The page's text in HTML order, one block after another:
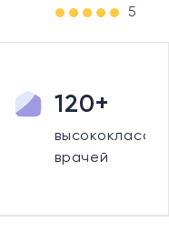
5
120+
врачей